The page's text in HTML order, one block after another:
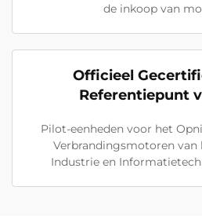
de inkoop van
Officieel
Referentiepunt
Pilot-eenheden voor het
Verbrandingsmotoren van
Industrie en